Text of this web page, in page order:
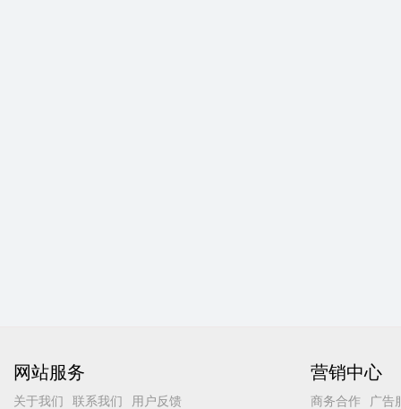
网站服务
关于我们 联系我们
用户反馈
营销中心
商务合作
广告